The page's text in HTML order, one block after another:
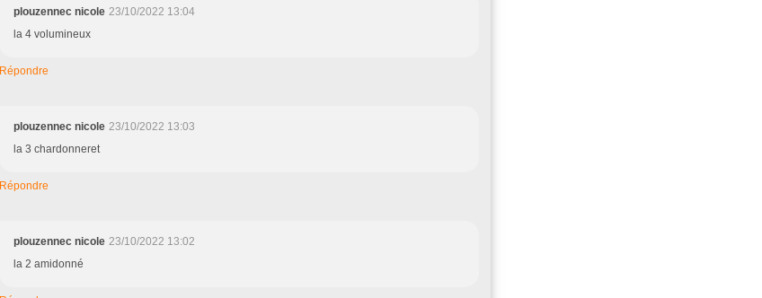
plouzennec nicole 23/10/2022 13:04
la 4 volumineux
Répondre
plouzennec nicole 23/10/2022 13:03
la 3 chardonneret
Répondre
plouzennec nicole 23/10/2022 13:02
la 2 amidonné